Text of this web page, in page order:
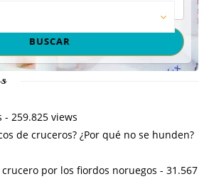
- 259.825 views
de cruceros? ¿Por qué no se hunden?
por los fiordos noruegos - 31.567